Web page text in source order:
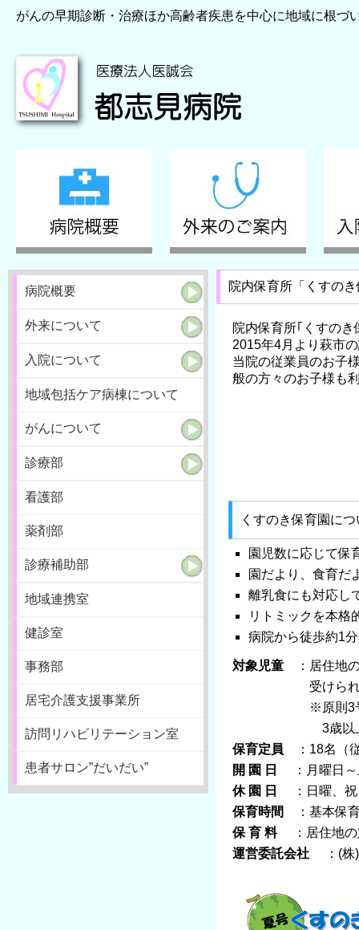
がんの早期診断・治療ほか高齢者疾患を中心に地域に根づ
病院概要
外来について
入院について
地域包括ケア病棟について
がんについて
診療部
看護部
薬剤部
診療補助部
地域連携室
健診室
事務部
居宅介護支援事業所
訪問リハビリテーション室
患者サロン”だいだい”
院内保育所「くすの
院内保育所｢くすの
2015年4月より萩市
当院の従業員のお子
般の方々のお子様も
くすのき保育園につ
園児数に応じて保
園だより、食育だ
離乳食にも対応し
リトミックを本格
病院から徒歩約1
対象児童 ：居住地の
受けられ
※原則3号認定（
3歳以上のお子
保育定員 ：18名（
開 園 日
：月曜日～
休 園 日
：日曜、祝
保育時間
：基本保
保 育 料：居住地の
運営委託会社 ：(株)